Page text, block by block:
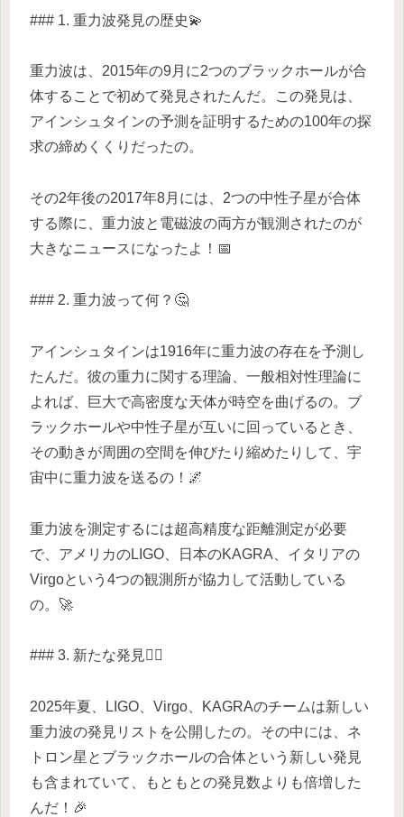
### 1. 重力波発見の歴史💫
重力波は、2015年の9月に2つのブラックホールが合
体することで初めて発見されたんだ。この発見は、
アインシュタインの予測を証明するための100年の探
求の締めくくりだったの。
その2年後の2017年8月には、2つの中性子星が合体
する際に、重力波と電磁波の両方が観測されたのが
大きなニュースになったよ！📅
### 2. 重力波って何？🤔
アインシュタインは1916年に重力波の存在を予測し
たんだ。彼の重力に関する理論、一般相対性理論に
よれば、巨大で高密度な天体が時空を曲げるの。ブ
ラックホールや中性子星が互いに回っているとき、
その動きが周囲の空間を伸びたり縮めたりして、宇
宙中に重力波を送るの！🌌
重力波を測定するには超高精度な距離測定が必要
で、アメリカのLIGO、日本のKAGRA、イタリアの
Virgoという4つの観測所が協力して活動している
の。🚀
### 3. 新たな発見🕵️‍♀️
2025年夏、LIGO、Virgo、KAGRAのチームは新しい
重力波の発見リストを公開したの。その中には、ネ
トロン星とブラックホールの合体という新しい発見
も含まれていて、もともとの発見数よりも倍増した
んだ！🎉